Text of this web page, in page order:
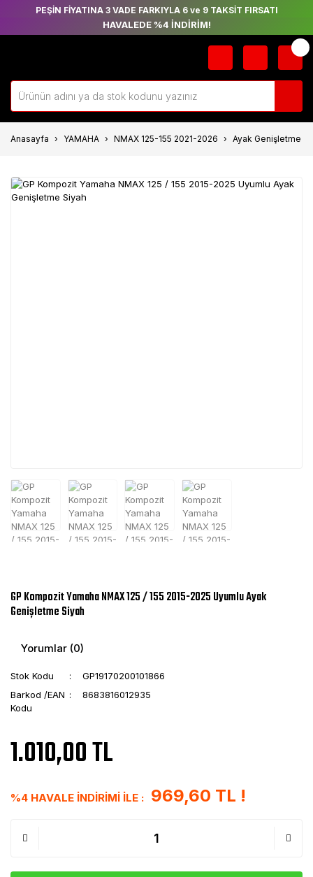
PEŞİN FİYATINA 3 VADE FARKIYLA 6 ve 9 TAKSİT FIRSATI
HAVALEDE %4 İNDİRİM!
Anasayfa YAMAHA NMAX 125-155 2021-2026 Ayak Genişletme
GP Kompozit Yamaha NMAX 125 / 155 2015-2025 Uyumlu Ayak
Genişletme Siyah
Yorumlar (0)
Stok Kodu
GP19170200101866
Barkod /EAN
Kodu
8683816012935
1.010,00 TL
%4 HAVALE İNDİRİMİ İLE : 969,60 TL !